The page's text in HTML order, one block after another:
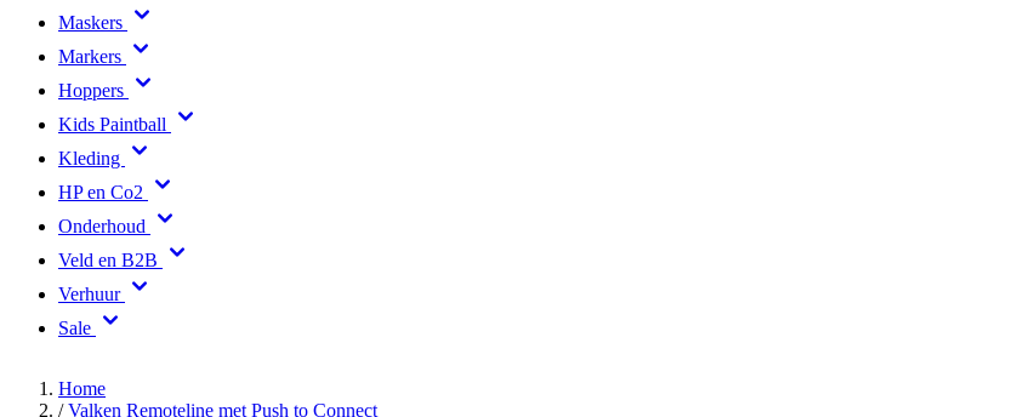
Maskers
Markers
Hoppers
Kids Paintball
Kleding
HP en Co2
Onderhoud
Veld en B2B
Verhuur
Sale
Home
/ Valken Remoteline met Push to Connect